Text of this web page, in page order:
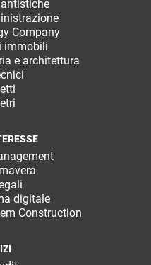
Company
immobili
e architettura
digitale
Construction